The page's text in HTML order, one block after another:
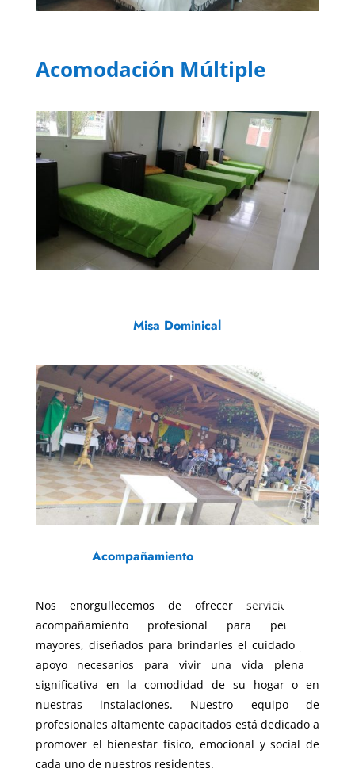
Acomodación Múltiple
Misa Dominical
Acompañamiento Profesional
Nos enorgullecemos de ofrecer servicios de
acompañamiento profesional para personas
mayores, diseñados para brindarles el cuidado y el
apoyo necesarios para vivir una vida plena y
significativa en la comodidad de su hogar o en
nuestras instalaciones. Nuestro equipo de
profesionales altamente capacitados está dedicado a
promover el bienestar físico, emocional y social de
cada uno de nuestros residentes.